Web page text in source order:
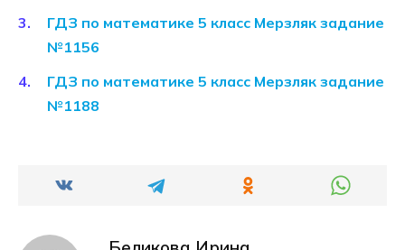
ГДЗ по математике 5 класс Мерзляк задание
№1156
ГДЗ по математике 5 класс Мерзляк задание
№1188